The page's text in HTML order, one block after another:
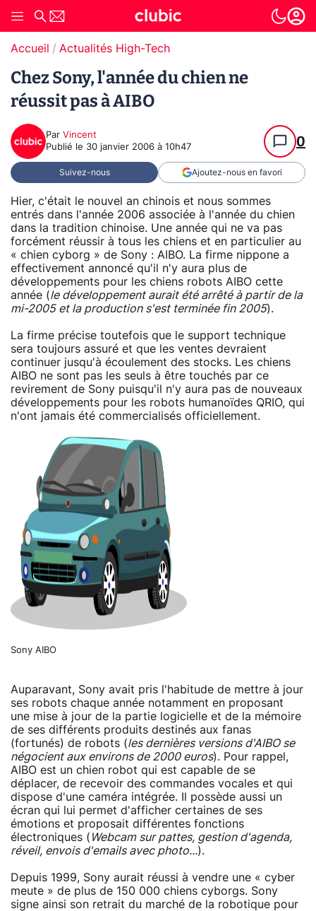
Accueil Actualités High-Tech
Chez Sony, l'année du chien ne
réussit pas à AIBO
Par Vincent
Publié le 30 janvier 2006 à 10h47 0
Suivez-nous Ajoutez-nous en favori
Hier, c'était le nouvel an chinois et nous sommes
entrés dans l'année 2006 associée à l'année du chien
dans la tradition chinoise. Une année qui ne va pas
forcément réussir à tous les chiens et en particulier au
« chien cyborg » de Sony : AIBO. La firme nippone a
effectivement annoncé qu'il n'y aura plus de
développements pour les chiens robots AIBO cette
année (le développement aurait été arrêté à partir de la
mi-2005 et la production s'est terminée fin 2005).
La firme précise toutefois que le support technique
sera toujours assuré et que les ventes devraient
continuer jusqu'à écoulement des stocks. Les chiens
AIBO ne sont pas les seuls à être touchés par ce
revirement de Sony puisqu'il n'y aura pas de nouveaux
développements pour les robots humanoïdes QRIO, qui
n'ont jamais été commercialisés officiellement.
Sony AIBO
Auparavant, Sony avait pris l'habitude de mettre à jour
ses robots chaque année notamment en proposant
une mise à jour de la partie logicielle et de la mémoire
de ses différents produits destinés aux fanas
(fortunés) de robots (les dernières versions d'AIBO se
négocient aux environs de 2000 euros). Pour rappel,
AIBO est un chien robot qui est capable de se
déplacer, de recevoir des commandes vocales et qui
dispose d'une caméra intégrée. Il possède aussi un
écran qui lui permet d'afficher certaines de ses
émotions et proposait différentes fonctions
électroniques ( Webcam sur pattes, gestion d'agenda,
réveil, envois d'emails avec photo...).
Depuis 1999, Sony aurait réussi à vendre une « cyber
meute » de plus de 150 000 chiens cyborgs. Sony
signe ainsi son retrait du marché de la robotique pour